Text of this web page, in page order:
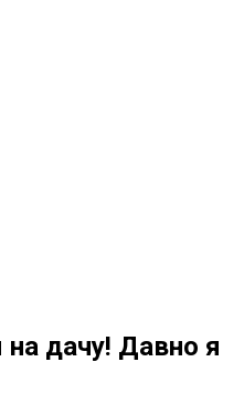
на дачу! Давно я